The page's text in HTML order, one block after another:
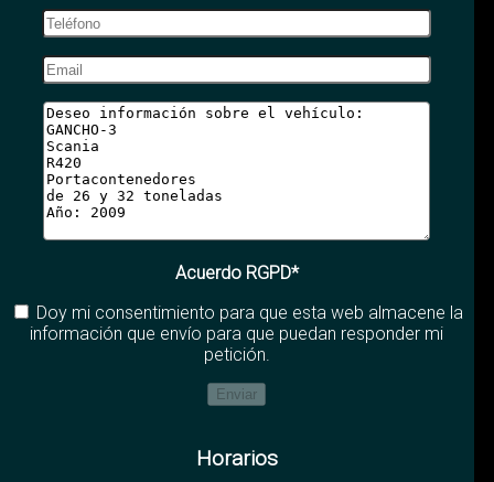
Acuerdo RGPD*
Doy mi consentimiento para que esta web almacene la
información que envío para que puedan responder mi
petición.
Horarios